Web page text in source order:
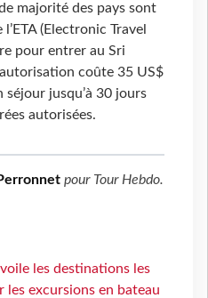
majorité des pays sont
(Electronic Travel
pour entrer au Sri
coûte 35 US$
séjour jusqu’à 30 jours
autorisées.
pour Tour Hebdo.
les destinations les
les excursions en bateau